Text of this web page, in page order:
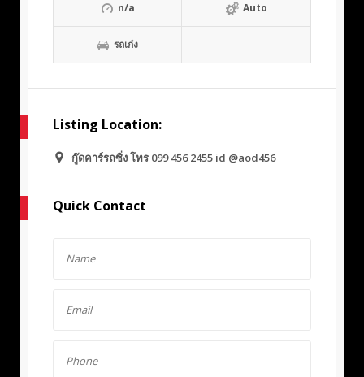
n/a Auto
รถเก๋ง
Listing Location:
กู๊ดคาร์รถซิ่ง โทร 099 456 2455 id @aod456
Quick Contact